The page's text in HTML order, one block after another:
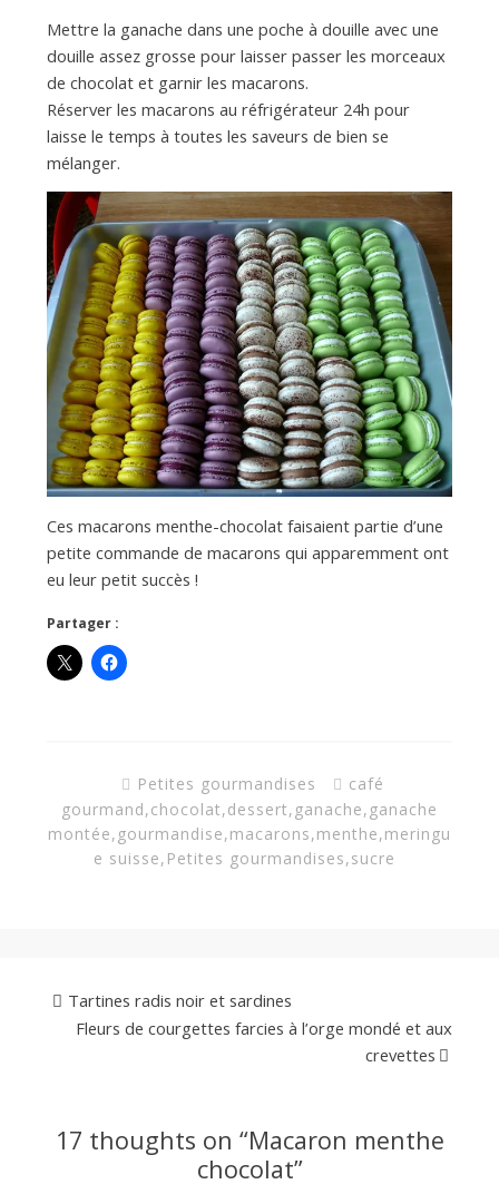
Mettre la ganache dans une poche à douille avec une
douille assez grosse pour laisser passer les morceaux
de chocolat et garnir les macarons.
Réserver les macarons au réfrigérateur 24h pour
laisse le temps à toutes les saveurs de bien se
mélanger.
Ces macarons menthe-chocolat faisaient partie d’une
petite commande de macarons qui apparemment ont
eu leur petit succès !
Partager :
Petites gourmandises
café
gourmand,chocolat,dessert, ganache, ganache
montée, gourmandise,macarons,menthe,meringu
e suisse, Petites gourmandises,sucre
Tartines radis noir et sardines
Fleurs de courgettes farcies à l’orge mondé et aux
crevettes
17 thoughts on “Macaron menthe
chocolat”